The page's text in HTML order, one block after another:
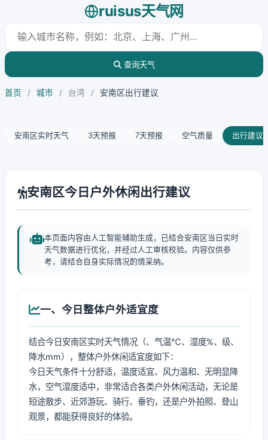
ruisus天气网
查询天气
首页 / 城市 / 台湾 / 安南区出行建议
安南区实时天气 3天预报 7天预报 空气质量 出行建议
安南区今日户外休闲出行建议
本页面内容由人工智能辅助生成，已结合安南区当日实时
天气数据进行优化，并经过人工审核校验。内容仅供参
考，请结合自身实际情况酌情采纳。
一、今日整体户外适宜度
结合今日安南区实时天气情况（、气温℃、湿度%、级、
降水mm），整体户外休闲适宜度如下：
今日天气条件十分舒适，温度适宜、风力温和、无明显降
水，空气湿度适中，非常适合各类户外休闲活动，无论是
短途散步、近郊游玩、骑行、垂钓，还是户外拍照、登山
观景，都能获得良好的体验。